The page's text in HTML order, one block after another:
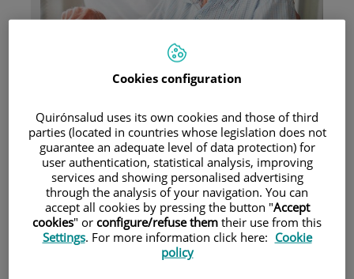
Aseguradoras y mutuas
Cookies configuration
Quirónsalud uses its own cookies and those of third
parties (located in countries whose legislation does not
guarantee an adequate level of data protection) for
user authentication, statistical analysis, improving
services and showing personalised advertising
through the analysis of your navigation. You can
accept all cookies by pressing the button "Accept
cookies" or configure/refuse them their use from this
Settings. For more information click here: Cookie
policy